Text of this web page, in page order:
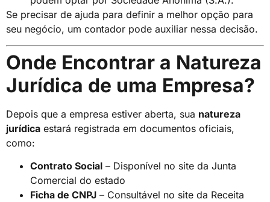
Se precisar de ajuda para definir a melhor opção para
seu negócio, um contador pode auxiliar nessa decisão.
Onde Encontrar a Natureza
Jurídica de uma Empresa?
Depois que a empresa estiver aberta, sua natureza
jurídica estará registrada em documentos oficiais,
como:
Contrato Social – Disponível no site da Junta
Comercial do estado
Ficha de CNPJ – Consultável no site da Receita